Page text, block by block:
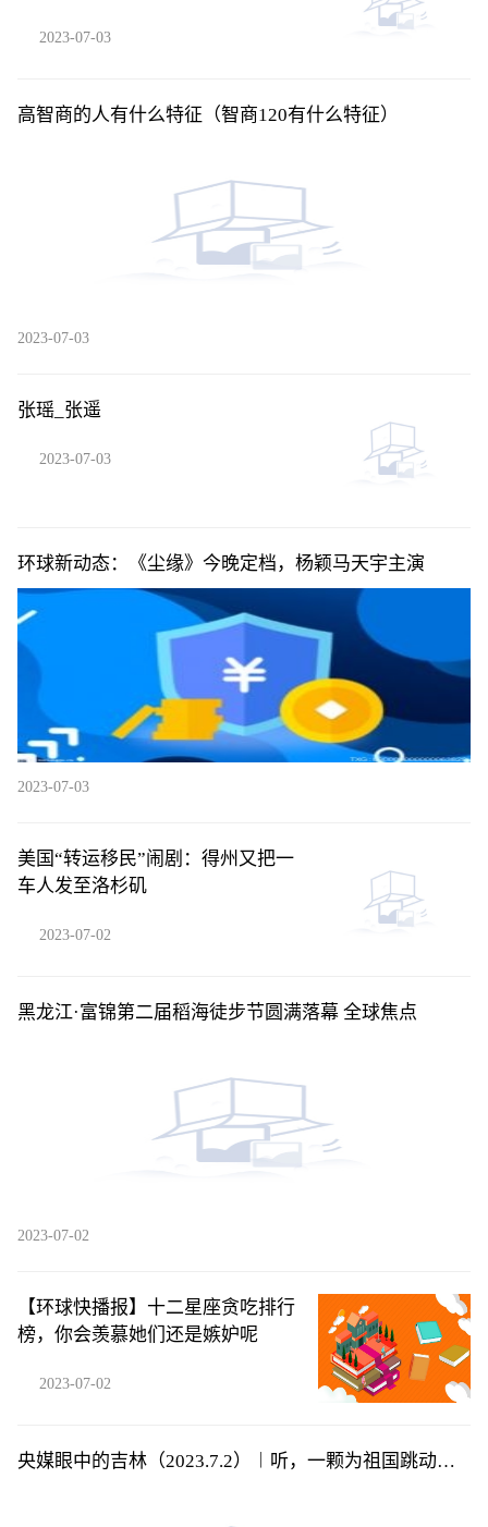
2023-07-03
高智商的人有什么特征（智商120有什么特征）
2023-07-03
张瑶_张遥
2023-07-03
环球新动态：《尘缘》今晚定档，杨颖马天宇主演
2023-07-03
美国“转运移民”闹剧：得州又把一
车人发至洛杉矶
2023-07-02
黑龙江·富锦第二届稻海徒步节圆满落幕 全球焦点
2023-07-02
【环球快播报】十二星座贪吃排行
榜，你会羡慕她们还是嫉妒呢
2023-07-02
央媒眼中的吉林（2023.7.2）︱听，一颗为祖国跳动的